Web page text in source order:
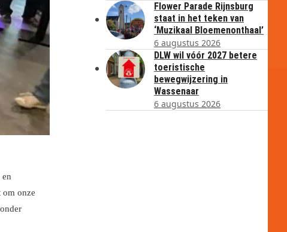
om onze
Flower Parade Rijnsburg
staat in het teken van
‘Muzikaal Bloemenonthaal’
6 augustus 2026
DLW wil vóór 2027 betere
toeristische
bewegwijzering in
Wassenaar
6 augustus 2026